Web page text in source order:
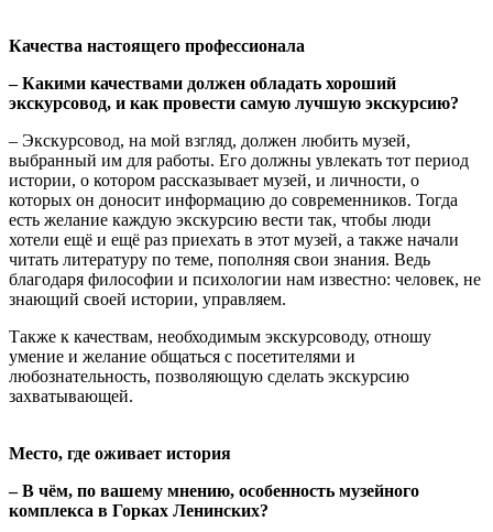
Качества настоящего профессионала
– Какими качествами должен обладать хороший
экскурсовод, и как провести самую лучшую экскурсию?
– Экскурсовод, на мой взгляд, должен любить музей,
выбранный им для работы. Его должны увлекать тот период
истории, о котором рассказывает музей, и личности, о
которых он доносит информацию до современников. Тогда
есть желание каждую экскурсию вести так, чтобы люди
хотели ещё и ещё раз приехать в этот музей, а также начали
читать литературу по теме, пополняя свои знания. Ведь
благодаря философии и психологии нам известно: человек, не
знающий своей истории, управляем.
Также к качествам, необходимым экскурсоводу, отношу
умение и желание общаться с посетителями и
любознательность, позволяющую сделать экскурсию
захватывающей.
Место, где оживает история
– В чём, по вашему мнению, особенность музейного
комплекса в Горках Ленинских?